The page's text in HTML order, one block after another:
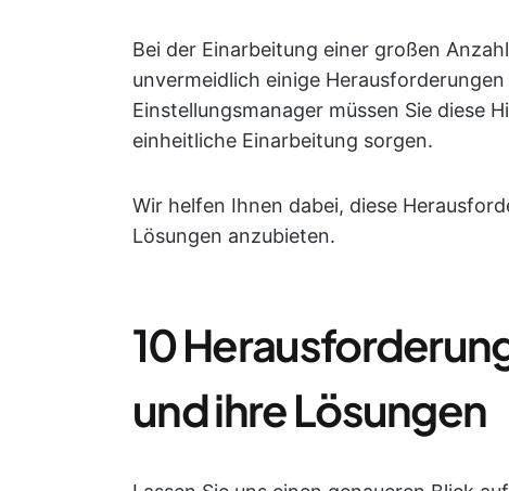
Bei der Einarbeitung einer großen
unvermeidlich einige
Einstellungsmanager müssen Sie diese
einheitliche Einarbeitung sorgen.
Wir helfen Ihnen dabei, diese
Lösungen anzubieten.
10
und ihre Lösungen